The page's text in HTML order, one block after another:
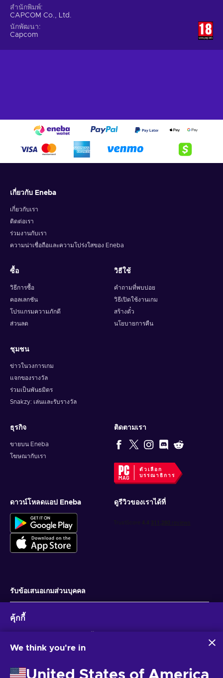
สำนักพิมพ์
CAPCOM Co., Ltd.
นักพัฒนา
Capcom
เกี่ยวกับ Eneba
เกี่ยวกับเรา
ติดต่อเรา
ร่วมงานกับเรา
ความน่าเชื่อถือและความโปร่งใสของ Eneba
ซื้อ
วิธีการซื้อ
คอลเลกชัน
โปรแกรมความภักดี
ส่วนลด
วิธีใช้
คำถามที่พบบ่อย
วิธีเปิดใช้งานเกม
สร้างตั๋ว
นโยบายการคืน
ชุมชน
ข่าวในวงการเกม
แจกของรางวัล
ร่วมเป็นพันธมิตร
Snakzy: เล่นและรับรางวัล
ธุรกิจ
ขายบน Eneba
โฆษณากับเรา
ติดตามเรา
ตัวเลือก
บรรณาธิการ
ดาวน์โหลดแอป Eneba ดูรีวิวของเราได้ที่
รับข้อเสนอเกมส่วนบุคคล
คุ้กกี้
รวบรวมและวิเคราะห์ข้อมูลเกี่ยวกับผู้ใช้เว็บไซต์นี้ เราใช้ข้อมูลนี้เพื่อ
บุคคลของคุณอาจถูกนำไปใช้เพื่อปรับแต่งโฆษณา
การคลิก 'ยอมรับทั้งหมด' หมายความว่าคุณยินยอมให้ Eneba และ
We think you're in
United States of America